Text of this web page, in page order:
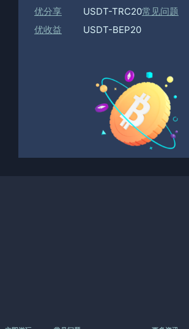
优分享
优收益
USDT-TRC20
USDT-BEP20
常见问题